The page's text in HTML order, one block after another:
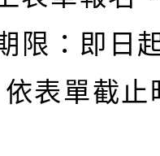
：即日
表單截止